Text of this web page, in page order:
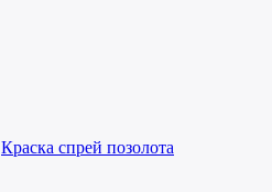
Краска спрей позолота